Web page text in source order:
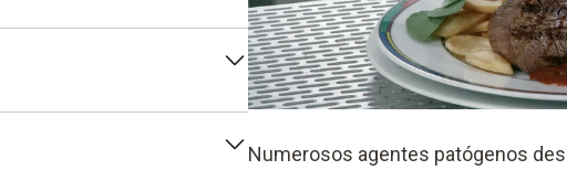
en perforaciones como
Numerosos agentes patógenos